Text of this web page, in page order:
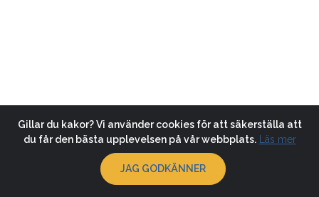
Gillar du kakor? Vi använder cookies för att säkerställa att
du får den bästa upplevelsen på vår webbplats.
Läs mer
JAG GODKÄNNER